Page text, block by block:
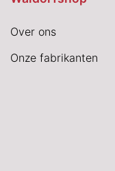
Over ons
Onze fabrikanten